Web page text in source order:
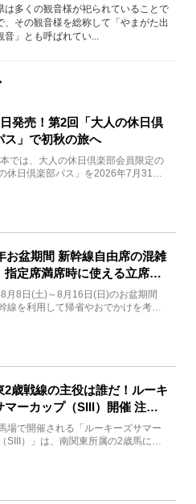
は多くの観音様が祀られていることで
、その観音様を総称して「やまがた出
音」とも呼ばれてい...
発売！第2回「大人の休日倶
ス」で初秋の旅へ
では、大人の休日倶楽部会員限定の
の休日倶楽部パス」を2026年7月31日
お盆期間 新幹線自由席の混雑
指定席満席時に使える立席特
解説
月8日(土)～8月16日(日)のお盆期間
線を利用して帰省やおでかけを考え
2歳戦線の主役は誰だ！ルーキ
マーカップ（SIII）開催 注目
どころをチェック
場で開催される「ルーキーズサマー
SIII）」は、南関東所属の2歳馬によ